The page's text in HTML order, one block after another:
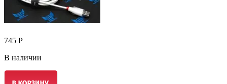
745 Р
В наличии